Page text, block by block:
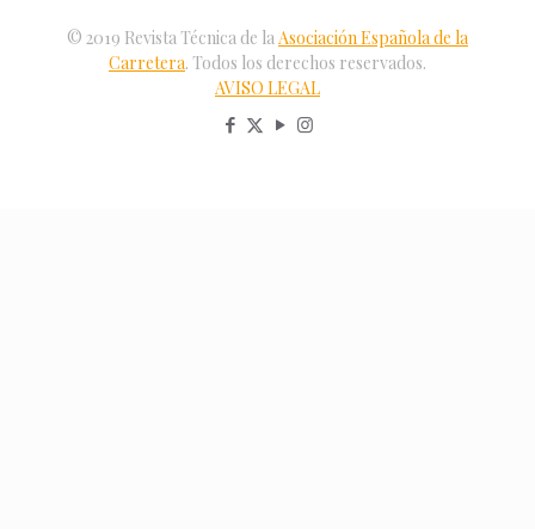
© 2019 Revista Técnica de laAsociación Española de la
Carretera. Todos los derechos reservados.
AVISO LEGAL